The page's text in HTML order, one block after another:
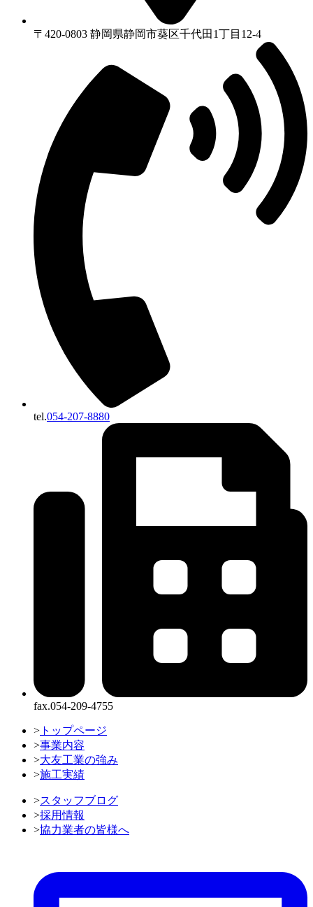
〒420-0803 静岡県静岡市葵区千代⽥1丁⽬12-4
tel.054-207-8880
fax.054-209-4755
> トップページ
>事業内容
>大友工業の強み
>施工実績
>スタッフブログ
>採用情報
>協力業者の皆様へ